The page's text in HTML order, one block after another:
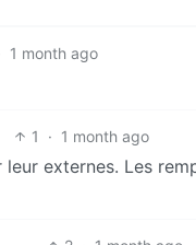
1 month ago
1 · 1 month ago
externes. Les